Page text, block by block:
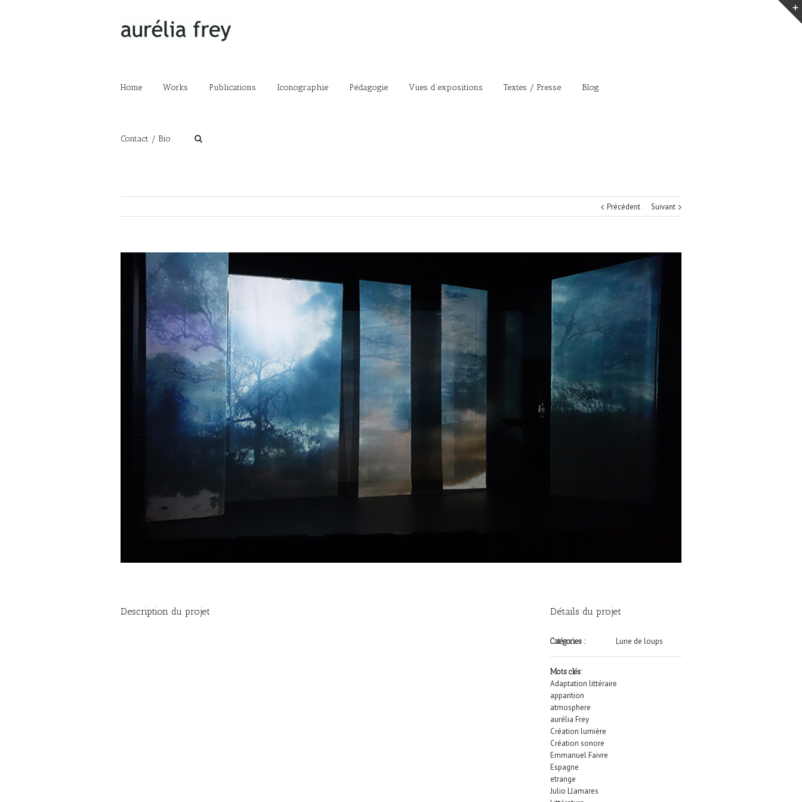
Home Works Publications Iconographie Pédagogie Vues d’expositions Textes / Presse Blog
Contact / Bio
Précédent Suivant
Description du projet Détails du projet
Catégories : Lune de loups
Mots clés:
Adaptation littéraire
apparition
atmosphere
aurélia Frey
Création lumière
Création sonore
Emmanuel Faivre
Espagne
etrange
Julio Llamares